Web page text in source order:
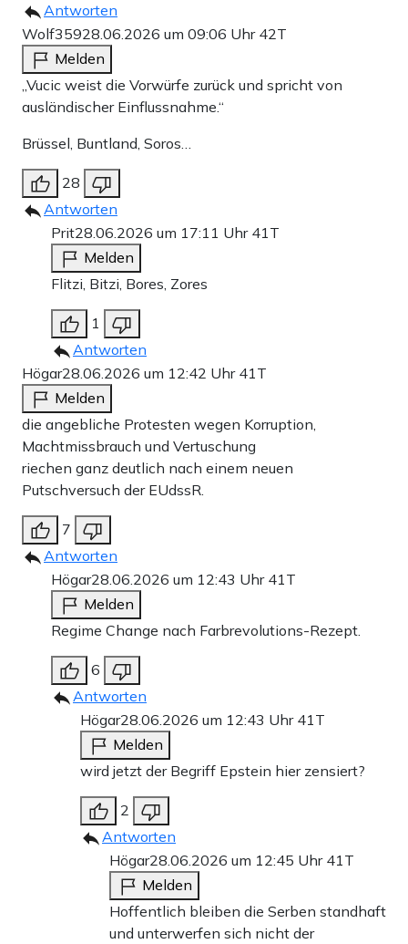
Antworten
Wolf35928.06.2026 um 09:06 Uhr 42T
Melden
„Vucic weist die Vorwürfe zurück und spricht von
ausländischer Einflussnahme.“
Brüssel, Buntland, Soros…
28
Antworten
Prit28.06.2026 um 17:11 Uhr 41T
Melden
Flitzi, Bitzi, Bores, Zores
1
Antworten
Högar28.06.2026 um 12:42 Uhr 41T
Melden
die angebliche Protesten wegen Korruption,
Machtmissbrauch und Vertuschung
riechen ganz deutlich nach einem neuen
Putschversuch der EUdssR.
7
Antworten
Högar28.06.2026 um 12:43 Uhr 41T
Melden
Regime Change nach Farbrevolutions-Rezept.
6
Antworten
Högar28.06.2026 um 12:43 Uhr 41T
Melden
wird jetzt der Begriff Epstein hier zensiert?
2
Antworten
Högar28.06.2026 um 12:45 Uhr 41T
Melden
Hoffentlich bleiben die Serben standhaft
und unterwerfen sich nicht der